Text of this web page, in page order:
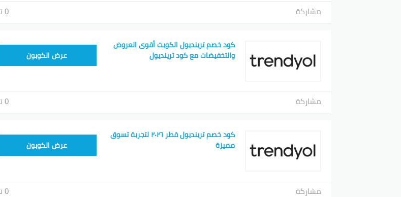
مشاركة 0 تعليق
كود خصم ترينديول الكويت أقوى العروض
والتخفيضات مع كود ترينديول
عرض الكوبون
مشاركة 0 تعليق
كود خصم ترينديول قطر ٢٠٢٦ لتجربة تسوق
مميزة
عرض الكوبون
مشاركة 0 تعليق